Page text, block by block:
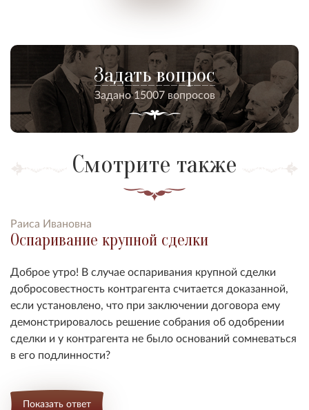
Задать вопрос
Задано 15007 вопросов
Смотрите также
Раиса Ивановна
Оспаривание крупной сделки
Доброе утро! В случае оспаривания крупной сделки
добросовестность контрагента считается доказанной,
если установлено, что при заключении договора ему
демонстрировалось решение собрания об одобрении
сделки и у контрагента не было оснований сомневаться
в его подлинности?
Показать ответ